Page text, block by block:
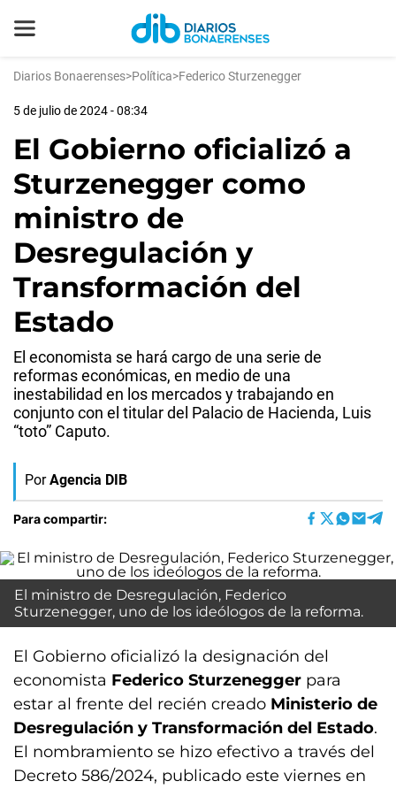
Diarios Bonaerenses>Política>Federico Sturzenegger
5 de julio de 2024 - 08:34
El Gobierno oficializó a
Sturzenegger como
ministro de
Desregulación y
Transformación del
Estado
El economista se hará cargo de una serie de
reformas económicas, en medio de una
inestabilidad en los mercados y trabajando en
conjunto con el titular del Palacio de Hacienda, Luis
“toto” Caputo.
Por Agencia DIB
Para compartir:
El ministro de Desregulación, Federico
Sturzenegger, uno de los ideólogos de la reforma.
El Gobierno oficializó la designación del
economista Federico Sturzenegger para
estar al frente del recién creado Ministerio de
Desregulación y Transformación del Estado.
El nombramiento se hizo efectivo a través del
Decreto 586/2024, publicado este viernes en